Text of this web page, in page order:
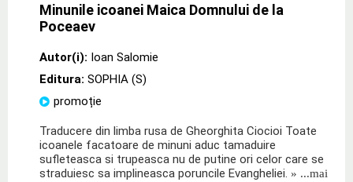
Minunile icoanei Maica Domnului de la
Poceaev
Autor(i): Ioan Salomie
Editura: SOPHIA (S)
promoție
Traducere din limba rusa de Gheorghita Ciocioi Toate
icoanele facatoare de minuni aduc tamaduire
sufleteasca si trupeasca nu de putine ori celor care se
straduiesc sa implineasca poruncile Evangheliei. » ...mai